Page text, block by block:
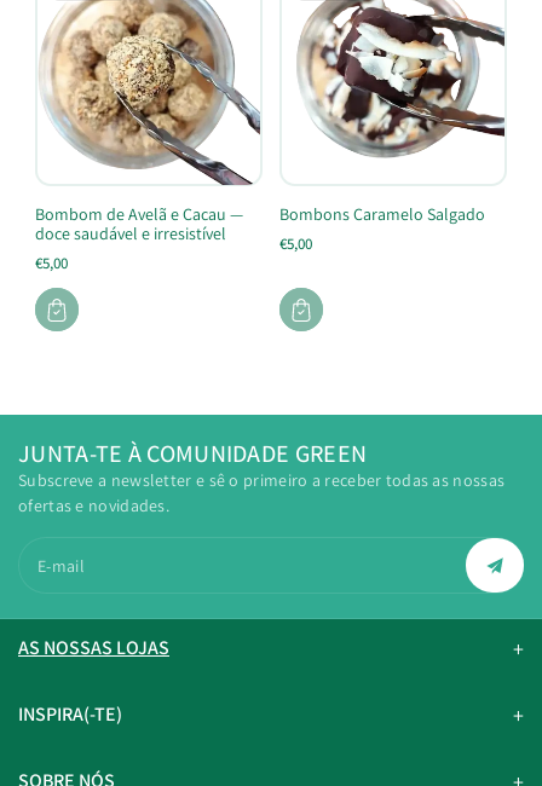
Bombom de Avelã e Cacau —
doce saudável e irresistível
€5,00
Bombons Caramelo Salgado
€5,00
JUNTA-TE À COMUNIDADE GREEN
Subscreve a newsletter e sê o primeiro a receber todas as nossas
ofertas e novidades.
E-mail
AS NOSSAS LOJAS
INSPIRA(-TE)